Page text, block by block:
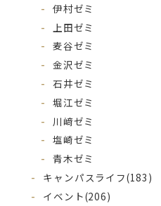
伊村ゼミ
上田ゼミ
麦谷ゼミ
金沢ゼミ
石井ゼミ
堀江ゼミ
川﨑ゼミ
塩崎ゼミ
青木ゼミ
キャンパスライフ(183)
イベント(206)